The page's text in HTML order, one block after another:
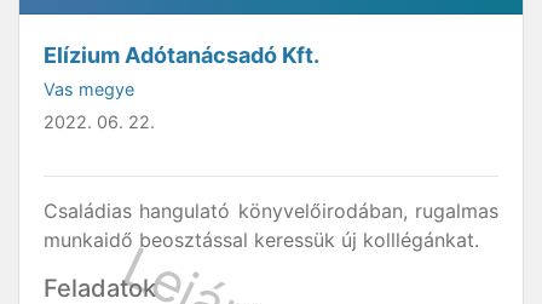
Elízium Adótanácsadó Kft.
Vas megye
2022. 06. 22.
Családias hangulató könyvelőirodában, rugalmas
munkaidő beosztással keressük új kolllégánkat.
Feladatok